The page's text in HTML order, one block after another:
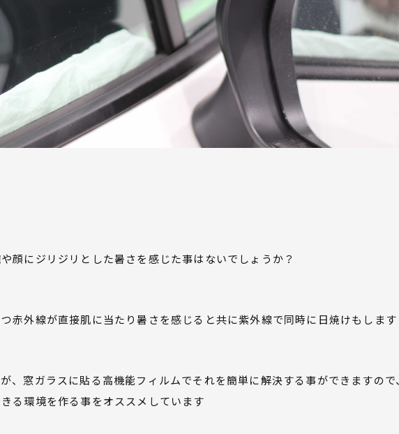
顔にジリジリとした暑さを感じた事はないでしょうか？
赤外線が直接肌に当たり暑さを感じると共に紫外線で同時に日焼けもします
、窓ガラスに貼る高機能フィルムでそれを簡単に解決する事ができますの
る環境を作る事をオススメしています